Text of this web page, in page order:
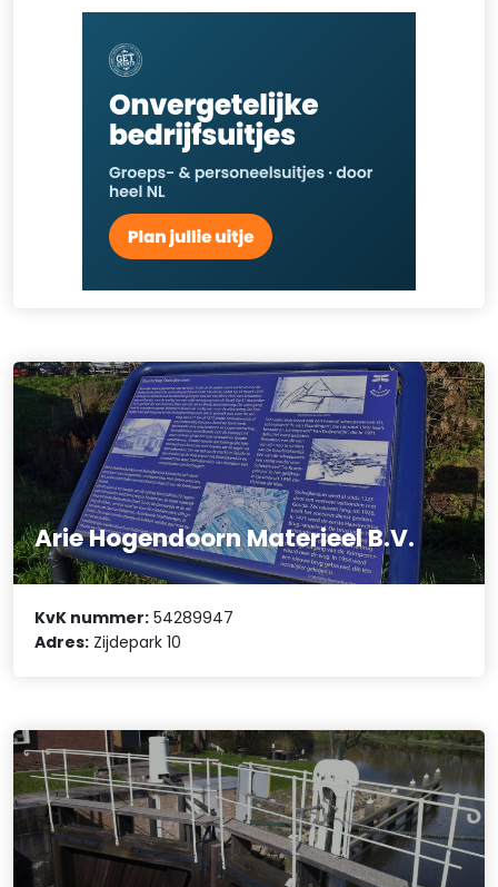
Arie Hogendoorn Materieel B.V.
KvK nummer: 54289947
Adres: Zijdepark 10